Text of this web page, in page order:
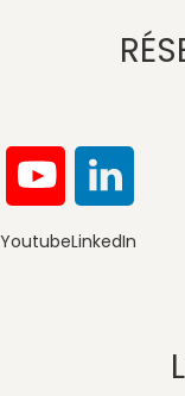
YoutubeLinkedIn